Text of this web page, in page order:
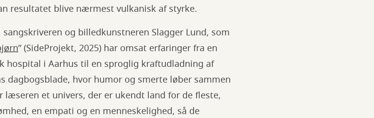
resultatet blive nærmest vulkanisk af styrke.
og billedkunstneren Slagger Lund, som
” (SideProjekt, 2025) har omsat erfaringer fra en
i Aarhus til en sproglig kraftudladning af
dagbogsblade, hvor humor og smerte løber sammen
et univers, der er ukendt land for de fleste,
en empati og en menneskelighed, så de